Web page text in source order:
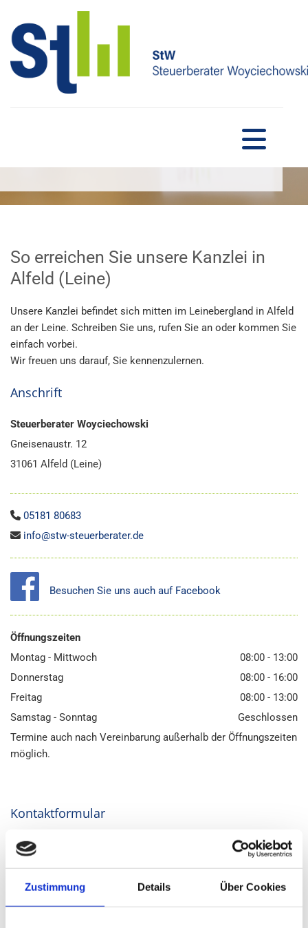
Zustimmung Details Über Cookies
Zum Inhalt springen
So erreichen Sie unsere Kanzlei in
Alfeld (Leine)
Un­se­re Kanz­lei be­fin­det sich mit­ten im Lein­eberg­land in Al­feld
an der Leine. Schrei­ben Sie uns, rufen Sie an oder kom­men Sie
ein­fach vor­bei.
Wir freu­en uns dar­auf, Sie ken­nen­zu­ler­nen.
Anschrift
Steu­er­be­ra­ter Woy­ciechow­ski
Gnei­sen­aus­tr. 12
31061 Al­feld (Leine)
 05181 80683
 info@​stw-​ste​uerb​erat​er.​de
Be­su­chen Sie uns auch auf Face­book
Öffnungszeiten
Montag - Mittwoch
08:00 - 13:00
Donnerstag
08:00 - 16:00
Freitag
08:00 - 13:00
Samstag - Sonntag
Geschlossen
Termine auch nach Vereinbarung außerhalb der Öffnungszeiten
möglich.
Kontaktformular